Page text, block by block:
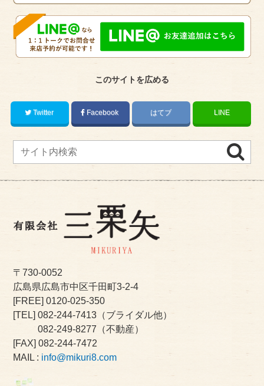
このサイトを広める
Twitter Facebook はてブ LINE
〒730-0052
広島県広島市中区千田町3-2-4
[FREE]0120-025-350
[TEL] 082-244-7413 （ブライダル他）
082-249-8277 （不動産）
[FAX] 082-244-7472
MAIL : info@mikuri8.com